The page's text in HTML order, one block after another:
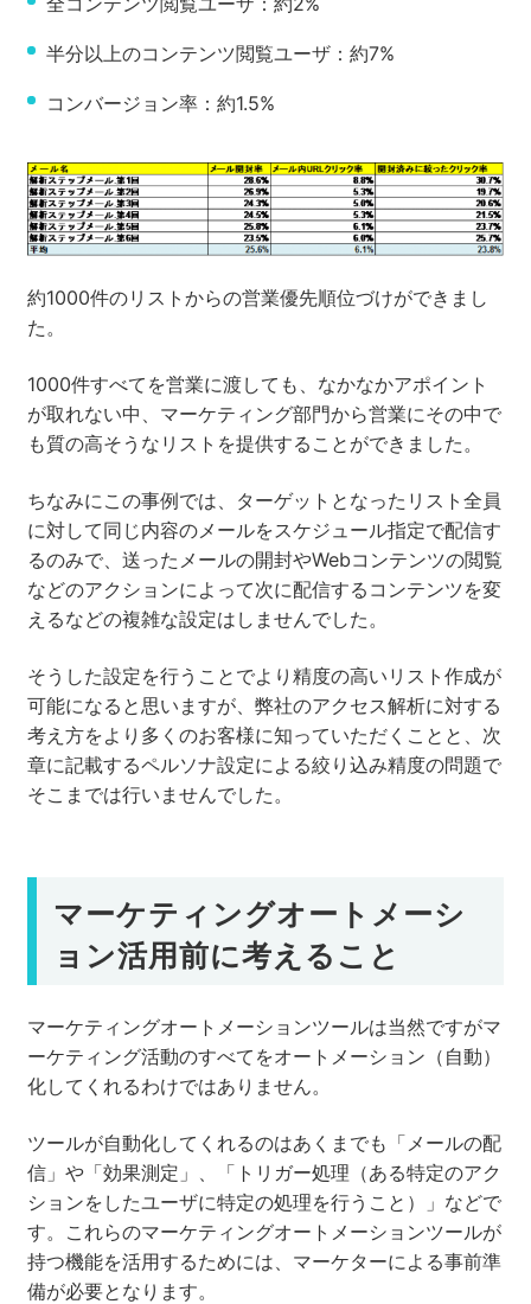
半分以上のコンテンツ閲覧ユーザ：約7%
コンバージョン率：約1.5%
約1000件のリストからの営業優先順位づけができまし
た。
1000件すべてを営業に渡しても、なかなかアポイント
が取れない中、マーケティング部門から営業にその中で
も質の高そうなリストを提供することができました。
ちなみにこの事例では、ターゲットとなったリスト全員
に対して同じ内容のメールをスケジュール指定で配信す
るのみで、送ったメールの開封やWebコンテンツの閲覧
などのアクションによって次に配信するコンテンツを変
えるなどの複雑な設定はしませんでした。
そうした設定を行うことでより精度の高いリスト作成が
可能になると思いますが、弊社のアクセス解析に対する
考え方をより多くのお客様に知っていただくことと、次
章に記載するペルソナ設定による絞り込み精度の問題で
そこまでは行いませんでした。
マーケティングオートメーシ
ョン活用前に考えること
マーケティングオートメーションツールは当然ですがマ
ーケティング活動のすべてをオートメーション（自動）
化してくれるわけではありません。
ツールが自動化してくれるのはあくまでも「メールの配
信」や「効果測定」、「トリガー処理（ある特定のアク
ションをしたユーザに特定の処理を行うこと）」などで
す。これらのマーケティングオートメーションツールが
持つ機能を活用するためには、マーケターによる事前準
備が必要となります。